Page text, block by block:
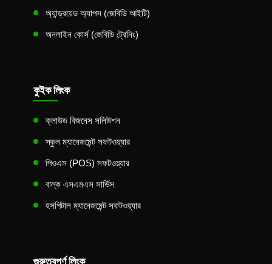
অ্যান্ড্রয়েড অ্যাপস (জেবিডি আইটি)
অনলাইন কোর্স (জেবিডি ট্রেনিং)
কুইক লিংক
ক্লাউড বিজনেস সলিউশন
স্কুল ম্যানেজমেন্ট সফটওয়্যার
পিওএস (POS) সফটওয়্যার
বাল্ক এসএমএস সার্ভিস
হসপিটাল ম্যানেজমেন্ট সফটওয়্যার
গুরুত্বপূর্ণ লিংক